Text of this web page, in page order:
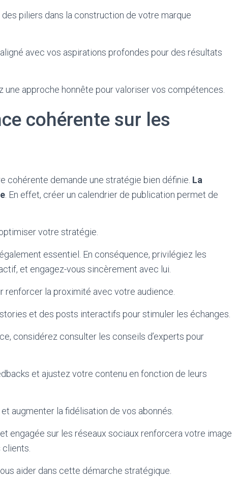
piliers dans la construction de votre marque
avec vos aspirations profondes pour des résultats
approche honnête pour valoriser vos compétences.
cohérente sur les
cohérente demande une stratégie bien définie. La
. En effet, créer un calendrier de publication permet de
votre stratégie.
essentiel. En conséquence, privilégiez les
et engagez-vous sincèrement avec lui.
renforcer la proximité avec votre audience.
et des posts interactifs pour stimuler les échanges.
considérez consulter les conseils d’experts pour
et ajustez votre contenu en fonction de leurs
augmenter la fidélisation de vos abonnés.
engagée sur les réseaux sociaux renforcera votre image
aider dans cette démarche stratégique.